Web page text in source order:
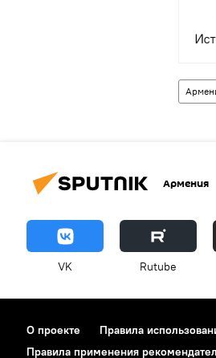
Армения
VK Rutube
О проекте Правила
Правила применения